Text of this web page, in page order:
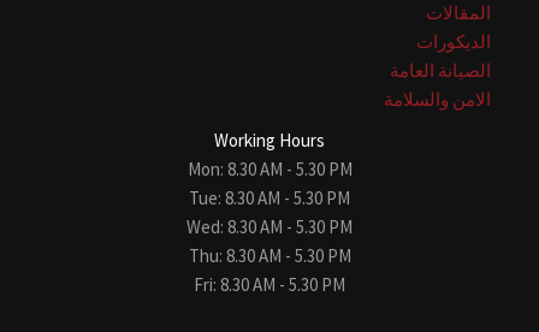
المقالات
الديكورات
الصيانة العامة
الامن والسلامة
Working Hours
Mon: 8.30 AM - 5.30 PM
Tue: 8.30 AM - 5.30 PM
Wed: 8.30 AM - 5.30 PM
Thu: 8.30 AM - 5.30 PM
Fri: 8.30 AM - 5.30 PM